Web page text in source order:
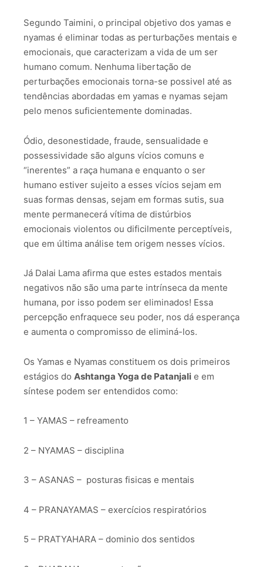
Segundo Taimini, o principal objetivo dos yamas e
nyamas é eliminar todas as perturbações mentais e
emocionais, que caracterizam a vida de um ser
humano comum. Nenhuma libertação de
perturbações emocionais torna-se possivel até as
tendências abordadas em yamas e nyamas sejam
pelo menos suficientemente dominadas.
Ódio, desonestidade, fraude, sensualidade e
possessividade são alguns vícios comuns e
“inerentes” a raça humana e enquanto o ser
humano estiver sujeito a esses vícios sejam em
suas formas densas, sejam em formas sutis, sua
mente permanecerá vítima de distúrbios
emocionais violentos ou dificilmente perceptíveis,
que em última análise tem origem nesses vícios.
Já Dalai Lama afirma que estes estados mentais
negativos não são uma parte intrínseca da mente
humana, por isso podem ser eliminados! Essa
percepção enfraquece seu poder, nos dá esperança
e aumenta o compromisso de eliminá-los.
Os Yamas e Nyamas constituem os dois primeiros
estágios do Ashtanga Yoga de Patanjali e em
síntese podem ser entendidos como:
1 – YAMAS – refreamento
2 – NYAMAS – disciplina
3 – ASANAS – posturas fisicas e mentais
4 – PRANAYAMAS – exercícios respiratórios
5 – PRATYAHARA – dominio dos sentidos